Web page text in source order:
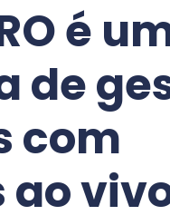
é
de
com